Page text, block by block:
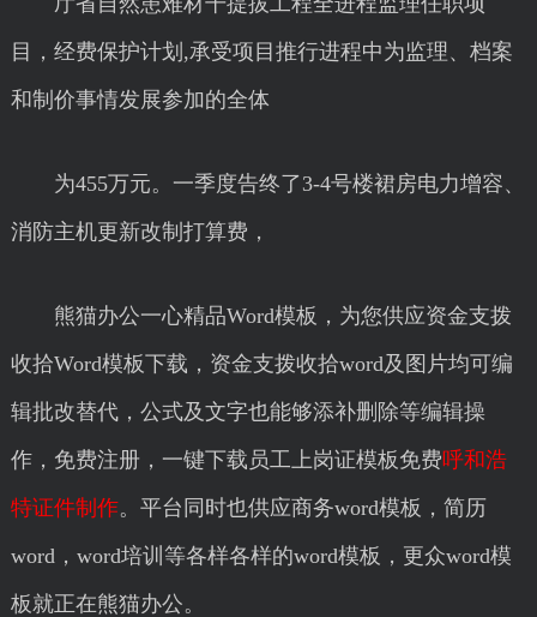
目，经费保护计划,承受项目推行进程中为监理、档案
和制价事情发展参加的全体
为455万元。一季度告终了3-4号楼裙房电力增容、
消防主机更新改制打算费，
熊猫办公一心精品Word模板，为您供应资金支拨
收拾Word模板下载，资金支拨收拾word及图片均可编
辑批改替代，公式及文字也能够添补删除等编辑操
作，免费注册，一键下载员工上岗证模板免费呼和浩
特证件制作。平台同时也供应商务word模板，简历
word，word培训等各样各样的word模板，更众word模
板就正在熊猫办公。